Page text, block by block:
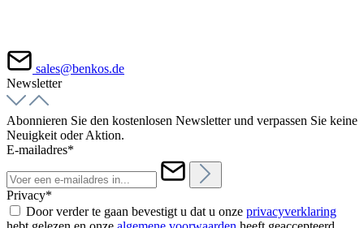
sales@benkos.de
Newsletter
Abonnieren Sie den kostenlosen Newsletter und verpassen Sie keine
Neuigkeit oder Aktion.
E-mailadres*
Privacy*
Door verder te gaan bevestigt u dat u onze privacyverklaring